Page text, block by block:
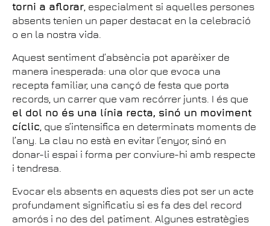
torni a aflorar, especialment si aquelles persones
absents tenien un paper destacat en la celebració
o en la nostra vida.
Aquest sentiment d’absència pot aparèixer de
manera inesperada: una olor que evoca una
recepta familiar, una cançó de festa que porta
records, un carrer que vam recórrer junts. I és que
el dol no és una línia recta, sinó un moviment
cíclic, que s’intensifica en determinats moments de
l’any. La clau no està en evitar l’enyor, sinó en
donar-li espai i forma per conviure-hi amb respecte
i tendresa.
Evocar els absents en aquests dies pot ser un acte
profundament significatiu si es fa des del record
amorós i no des del patiment. Algunes estratègies